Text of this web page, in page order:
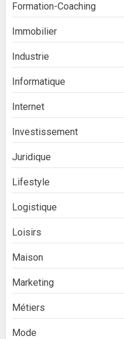
Formation-Coaching
Immobilier
Industrie
Informatique
Internet
Investissement
Juridique
Lifestyle
Logistique
Loisirs
Maison
Marketing
Métiers
Mode